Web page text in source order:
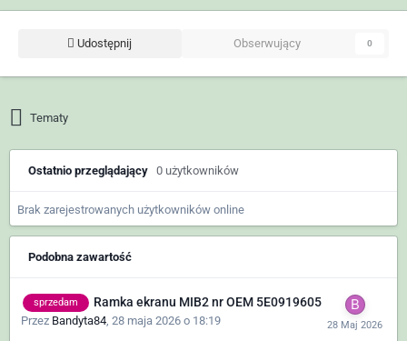
Udostępnij Obserwujący 0
Tematy
Ostatnio przeglądający 0 użytkowników
Brak zarejestrowanych użytkowników online
Podobna zawartość
sprzedam Ramka ekranu MIB2 nr OEM 5E0919605
Przez Bandyta84 28 maja 2026 o 18:19